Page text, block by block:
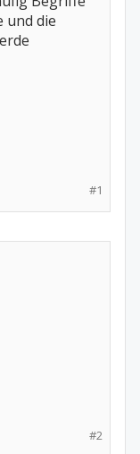
und die
#1
#2